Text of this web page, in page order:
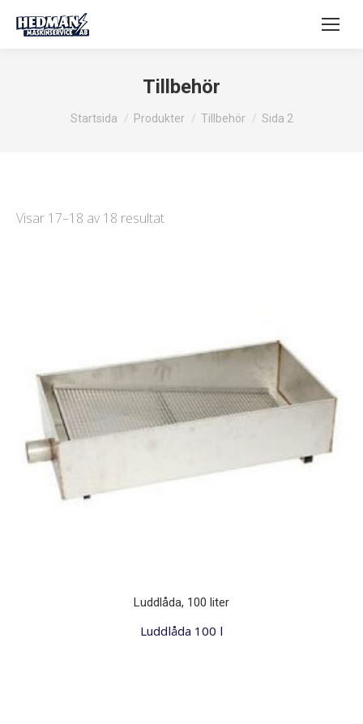
Tillbehör
Du är här:
Startsida Produkter Tillbehör Sida 2
Visar 17–18 av 18 resultat
Luddlåda, 100 liter
Luddlåda 100 l